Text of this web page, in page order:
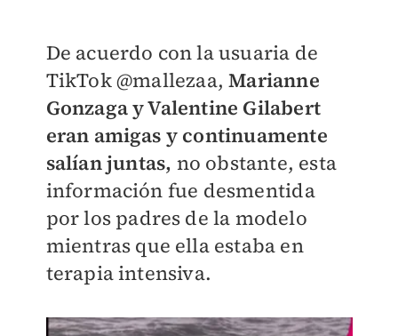
De acuerdo con la usuaria de
TikTok@mallezaa,Marianne
Gonzaga y Valentine Gilabert
eran amigas y continuamente
salían juntas, no obstante, esta
información fue desmentida
por los padres de la modelo
mientras que ella estaba en
terapia intensiva.